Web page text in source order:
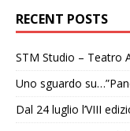
RECENT POSTS
STM Studio – Teatro
Uno sguardo
Dal 24 luglio l’VIII